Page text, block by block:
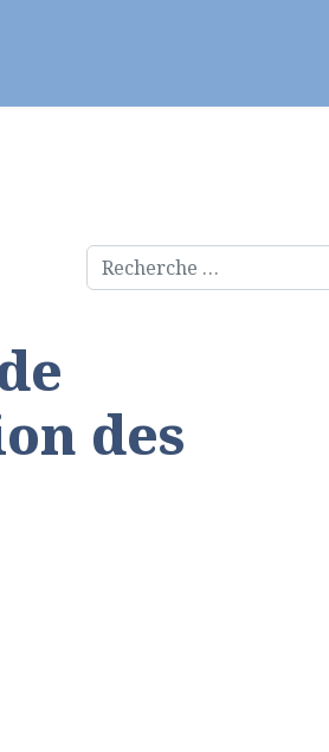
Rechercher
des